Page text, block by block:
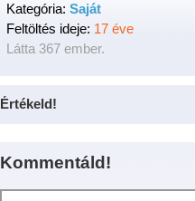
Kategória: Saját
Feltöltés ideje: 17 éve
Látta 367 ember.
Értékeld!
Kommentáld!